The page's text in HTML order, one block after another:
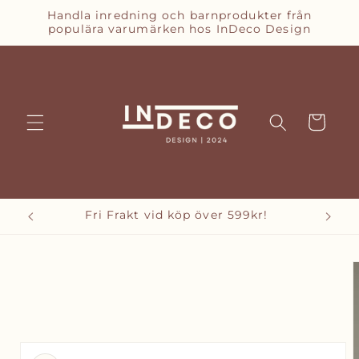
vidareHandla inredning och barnprodukter från
populära varumärken hos InDeco Design
Varukorg
Fri Frakt vid köp över 599kr!